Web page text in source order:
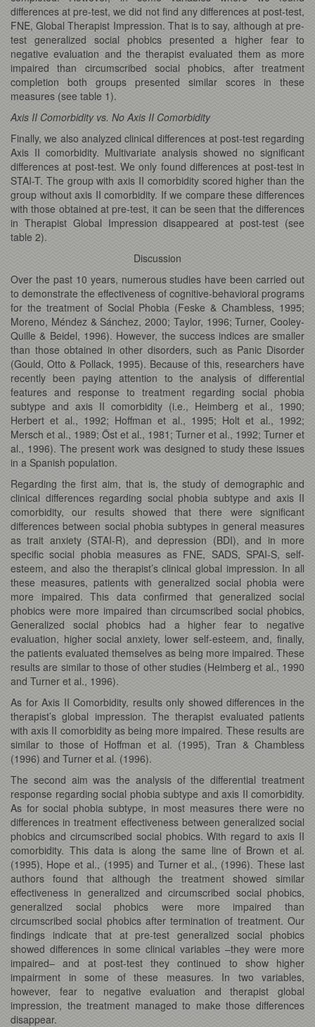
differences at pre-test, we did not find any differences at post-test,
FNE, Global Therapist Impression. That is to say, although at pre-
test generalized social phobics presented a higher fear to
negative evaluation and the therapist evaluated them as more
impaired than circumscribed social phobics, after treatment
completion both groups presented similar scores in these
measures (see table 1).
Axis II Comorbidity vs. No Axis II Comorbidity
Finally, we also analyzed clinical differences at post-test regarding
Axis II comorbidity. Multivariate analysis showed no significant
differences at post-test. We only found differences at post-test in
STAI-T. The group with axis II comorbidity scored higher than the
group without axis II comorbidity. If we compare these differences
with those obtained at pre-test, it can be seen that the differences
in Therapist Global Impression disappeared at post-test (see
table 2).
Discussion
Over the past 10 years, numerous studies have been carried out
to demonstrate the effectiveness of cognitive-behavioral programs
for the treatment of Social Phobia (Feske & Chambless, 1995;
Moreno, Méndez & Sánchez, 2000; Taylor, 1996; Turner, Cooley-
Quille & Beidel, 1996). However, the success indices are smaller
than those obtained in other disorders, such as Panic Disorder
(Gould, Otto & Pollack, 1995). Because of this, researchers have
recently been paying attention to the analysis of differential
features and response to treatment regarding social phobia
subtype and axis II comorbidity (i.e., Heimberg et al., 1990;
Herbert et al., 1992; Hoffman et al., 1995; Holt et al., 1992;
Mersch et al., 1989; Öst et al., 1981; Turner et al., 1992; Turner et
al., 1996). The present work was designed to study these issues
in a Spanish population.
Regarding the first aim, that is, the study of demographic and
clinical differences regarding social phobia subtype and axis II
comorbidity, our results showed that there were significant
differences between social phobia subtypes in general measures
as trait anxiety (STAI-R), and depression (BDI), and in more
specific social phobia measures as FNE, SADS, SPAI-S, self-
esteem, and also the therapist’s clinical global impression. In all
these measures, patients with generalized social phobia were
more impaired. This data confirmed that generalized social
phobics were more impaired than circumscribed social phobics,
Generalized social phobics had a higher fear to negative
evaluation, higher social anxiety, lower self-esteem, and, finally,
the patients evaluated themselves as being more impaired. These
results are similar to those of other studies (Heimberg et al., 1990
and Turner et al., 1996).
As for Axis II Comorbidity, results only showed differences in the
therapist’s global impression. The therapist evaluated patients
with axis II comorbidity as being more impaired. These results are
similar to those of Hoffman et al. (1995), Tran & Chambless
(1996) and Turner et al. (1996).
The second aim was the analysis of the differential treatment
response regarding social phobia subtype and axis II comorbidity.
As for social phobia subtype, in most measures there were no
differences in treatment effectiveness between generalized social
phobics and circumscribed social phobics. With regard to axis II
comorbidity. This data is along the same line of Brown et al.
(1995), Hope et al., (1995) and Turner et al., (1996). These last
authors found that although the treatment showed similar
effectiveness in generalized and circumscribed social phobics,
generalized social phobics were more impaired than
circumscribed social phobics after termination of treatment. Our
findings indicate that at pre-test generalized social phobics
showed differences in some clinical variables –they were more
impaired– and at post-test they continued to show higher
impairment in some of these measures. In two variables,
however, fear to negative evaluation and therapist global
impression, the treatment managed to make those differences
disappear.